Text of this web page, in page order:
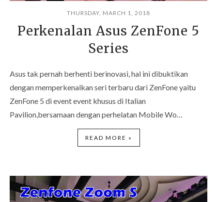
THURSDAY, MARCH 1, 2018
Perkenalan Asus ZenFone 5
Series
Asus tak pernah berhenti berinovasi, hal ini dibuktikan
dengan memperkenalkan seri terbaru dari ZenFone yaitu
ZenFone 5 di event event khusus di Italian
Pavilion,bersamaan dengan perhelatan Mobile Wo…
READ MORE »